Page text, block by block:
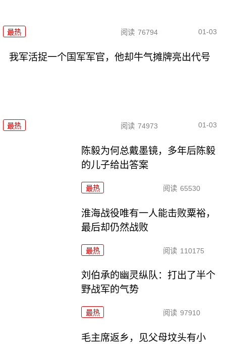
最热 阅读 76794 01-03
我军活捉一个国军军官，他却牛气摊牌亮出代号
最热 阅读 74973 01-03
陈毅为何总戴墨镜，多年后陈毅
的儿子给出答案
最热 阅读 65530
淮海战役唯有一人能击败粟裕，
最后却仍然战败
最热 阅读 110175
刘伯承的幽灵纵队：打出了半个
野战军的气势
最热 阅读 97910
毛主席返乡，见父母坟头有小